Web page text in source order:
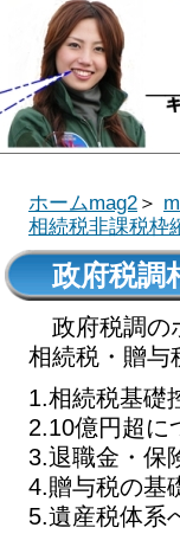
ホームmag2 ＞
相続税非課税枠
政府税調
政府税調の
相続税・贈与
1.相続税基礎
2.10億円超に
3.退職金・保
4.贈与税の基
5.遺産税体系